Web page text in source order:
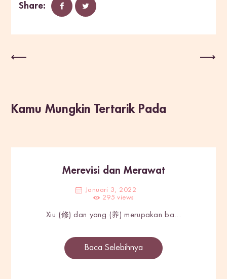
Share:
Kamu Mungkin Tertarik Pada
Merevisi dan Merawat
Januari 3, 2022
295 views
Xiu (修) dan yang (养) merupakan ba...
Baca Selebihnya